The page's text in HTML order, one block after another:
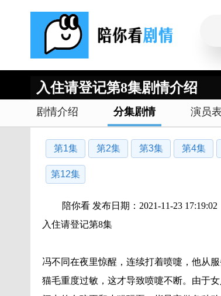
入住请登记第8集剧情介绍
剧情介绍 分集剧情 演员表
第1集 第2集 第3集 第4集
第12集
陪你看 发布日期：2021-11-23 17:19:02
入住请登记第8集
冯不同在夜里惊醒，连续打着喷嚏，他从
猫毛重度过敏，这才导致喷嚏不断。由于